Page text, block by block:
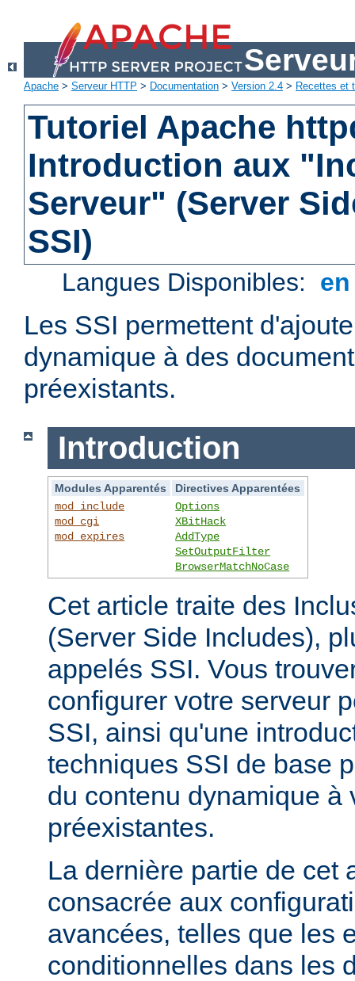
Apache > Serveur HTTP > Documentation > Version 2.4 > Recettes et
Tutoriel Apache
Introduction aux
Serveur" (Server
SSI)
Langues Disponibles:
Les SSI permettent
dynamique à des
préexistants.
Introduction
Modules Apparentés
Directives Apparentées
mod_include
mod_cgi
mod_expires
Options
XBitHack
AddType
SetOutputFilter
BrowserMatchNoCase
Cet article traite des
(Server Side Includes),
appelés SSI. Vous
configurer votre serveur
SSI, ainsi qu'une
techniques SSI de base
du contenu dynamique à
préexistantes.
La dernière partie de cet
consacrée aux
avancées, telles que les
conditionnelles dans les